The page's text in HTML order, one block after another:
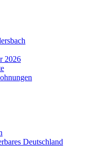
2026
Deutschland